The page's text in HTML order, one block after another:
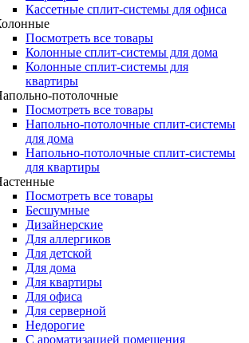
Кассетные сплит-системы для офиса
Посмотреть все товары
Колонные сплит-системы для дома
Колонные сплит-системы для
квартиры
потолочные
Посмотреть все товары
Напольно-потолочные сплит-системы
для дома
Напольно-потолочные сплит-системы
для квартиры
Посмотреть все товары
Бесшумные
Дизайнерские
Для аллергиков
Для детской
Для дома
Для квартиры
Для офиса
Для серверной
Недорогие
С ароматизацией помещения